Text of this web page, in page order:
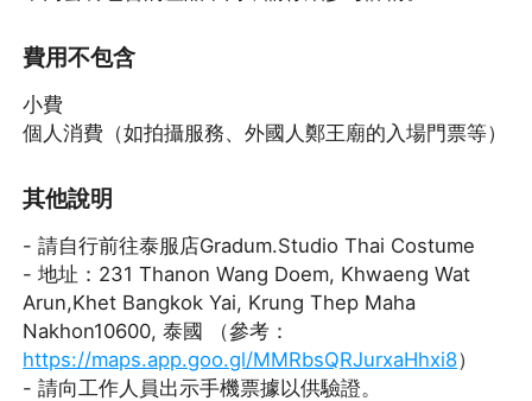
費用不包含
小費
個人消費（如拍攝服務、外國人鄭王廟的入場門票等）
其他說明
- 請自行前往泰服店Gradum.Studio Thai Costume
- 地址：231 Thanon Wang Doem, Khwaeng Wat
Arun,Khet Bangkok Yai, Krung Thep Maha
Nakhon10600, 泰國 （參考：
https://maps.app.goo.gl/MMRbsQRJurxaHhxi8）
- 請向工作人員出示手機票據以供驗證。